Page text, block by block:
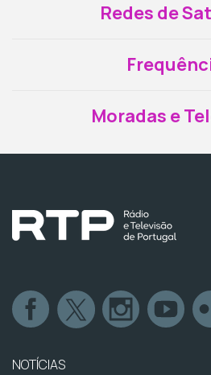
Redes de
Moradas e
NOTÍCIAS